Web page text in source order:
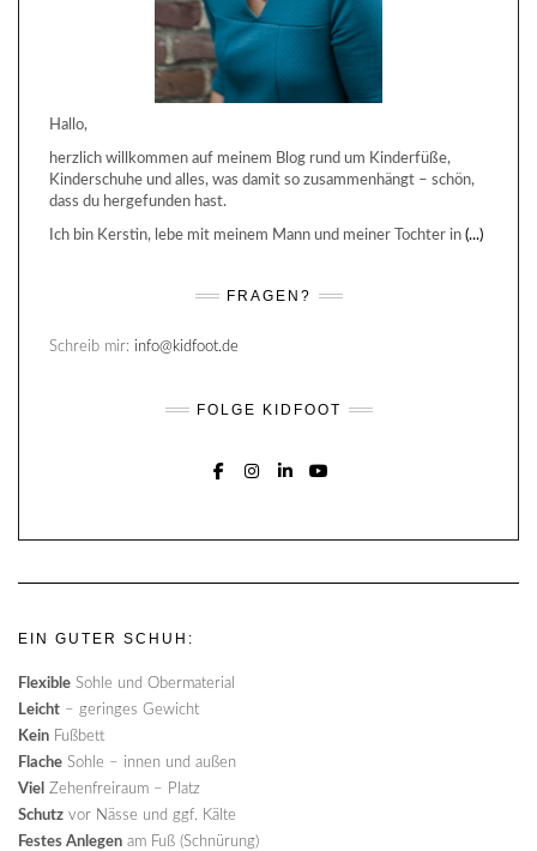
Hallo,
herzlich willkommen auf meinem Blog rund um Kinderfüße,
Kinderschuhe und alles, was damit so zusammenhängt – schön,
dass du hergefunden hast.
Ich bin Kerstin, lebe mit meinem Mann und meiner Tochter in (...)
FRAGEN?
Schreib mir: info@kidfoot.de
FOLGE KIDFOOT
EIN GUTER SCHUH:
Flexible Sohle und Obermaterial
Leicht – geringes Gewicht
Kein Fußbett
Flache Sohle – innen und außen
Viel Zehenfreiraum – Platz
Schutz vor Nässe und ggf. Kälte
Festes Anlegen am Fuß (Schnürung)